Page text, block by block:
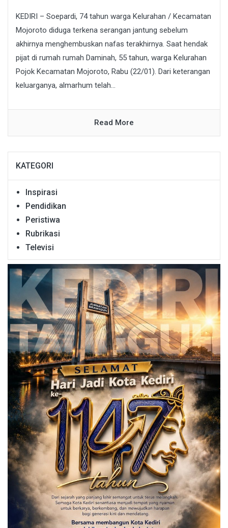
KEDIRI – Soepardi, 74 tahun warga Kelurahan / Kecamatan
Mojoroto diduga terkena serangan jantung sebelum
akhirnya menghembuskan nafas terakhirnya. Saat hendak
pijat di rumah rumah Daminah, 55 tahun, warga Kelurahan
Pojok Kecamatan Mojoroto, Rabu (22/01). Dari keterangan
keluarganya, almarhum telah...
Read More
KATEGORI
Inspirasi
Pendidikan
Peristiwa
Rubrikasi
Televisi